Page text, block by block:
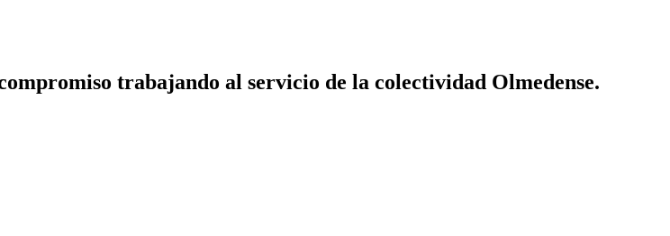
trabajando al servicio de la colectividad Olmedense.